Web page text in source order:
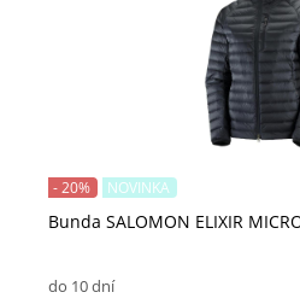
Bunda SALOMON ELIXIR
- 20% NOVINKA
do 10 dní